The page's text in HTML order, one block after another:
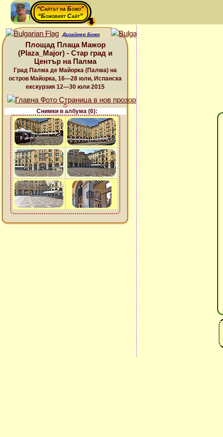
“Сайтът на Божо”
“Божовият Сайт”
Дизайнер Божо
Площад Плаца Мажор
(Plaza_Major) - Стар град и
Център на Палма
Град Палма де Майорка (Палма) на
остров Майорка, 16—28 юли, Испанска
екскурзия 12—30 юли 2015
Снимки в албума (6):